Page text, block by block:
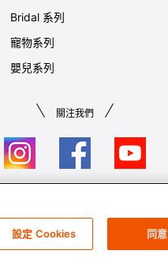
Bridal 系列
寵物系列
嬰兒系列
關注我們
設定 Cookies 同意